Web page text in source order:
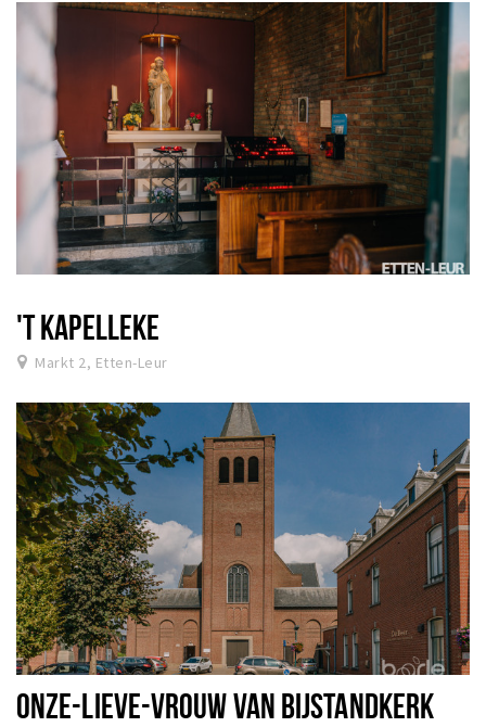
'T KAPELLEKE
Markt 2, Etten-Leur
ONZE-LIEVE-VROUW VAN BIJSTANDKERK